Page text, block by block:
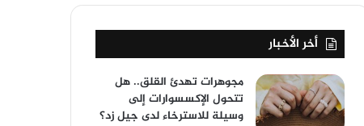
أخر الأخبار
مجوهرات تهدئ القلق.. هل
تتحول الإكسسوارات إلى
وسيلة للاسترخاء لدى جيل زد؟